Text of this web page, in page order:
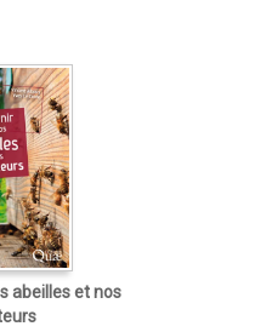
abeilles et nos